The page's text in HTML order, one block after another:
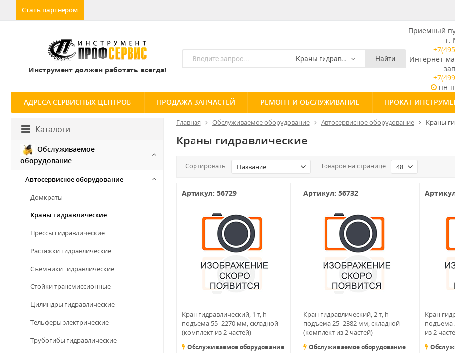
Стать партнером
Инструмент должен работать всегда!
Краны гидравлические Найти
Приемный
г.
Интернет-
пн-
АДРЕСА СЕРВИСНЫХ ЦЕНТРОВ ПРОДАЖА ЗАПЧАСТЕЙ РЕМОНТ И ОБСЛУЖИВАНИЕ ПРОКАТ
Главная Обслуживаемое оборудование Автосервисное оборудование Краны
Краны гидравлические
Сортировать: Название Товаров на странице: 48
Артикул: 56729
Кран гидравлический, 1 т, h
подъема 55–2270 мм, складной
(комплект из 2 частей)
Обслуживаемое оборудование
Артикул: 56732
Кран гидравлический, 2 т, h
подъема 25–2382 мм, складной
(комплект из 2 частей)
Обслуживаемое оборудование
Кран
подъема
из 2
Каталоги
Обслуживаемое
оборудование
Автосервисное оборудование
Домкраты
Краны гидравлические
Прессы гидравлические
Растяжки гидравлические
Съемники гидравлические
Стойки трансмиссионные
Цилиндры гидравлические
Тельферы электрические
Трубогибы гидравлические